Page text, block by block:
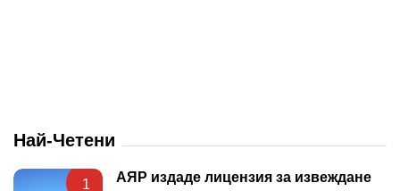
Най-Четени
1
АЯР издаде лицензия за извеждане